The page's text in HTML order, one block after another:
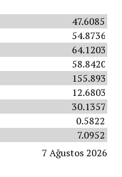
47.6085
54.8736
64.1203
58.8420
155.8934
12.6803
30.1357
0.5822
7.0952
7 Ağustos 2026